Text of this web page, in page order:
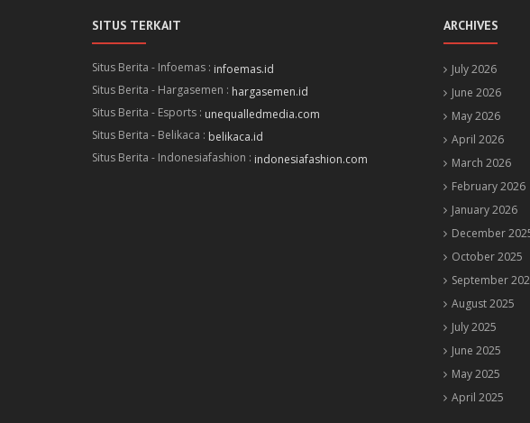
SITUS TERKAIT
Situs Berita - Infoemas : infoemas.id
Situs Berita - Hargasemen : hargasemen.id
Situs Berita - Esports : unequalledmedia.com
Situs Berita - Belikaca : belikaca.id
Situs Berita - Indonesiafashion : indonesiafashion.com
ARCHIVES
July 2026
June 2026
May 2026
April 2026
March 2026
February 2026
January 2026
December
October 2025
September
August 2025
July 2025
June 2025
May 2025
April 2025